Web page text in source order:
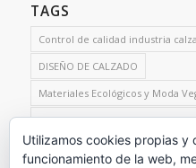
TAGS
Control de calidad industria
DISEÑO DE CALZADO
Materiales Ecológicos y Moda
Producciones Sostenibles
Servicios de control de calidad
Utilizamos cookies propias
funcionamiento de la web,